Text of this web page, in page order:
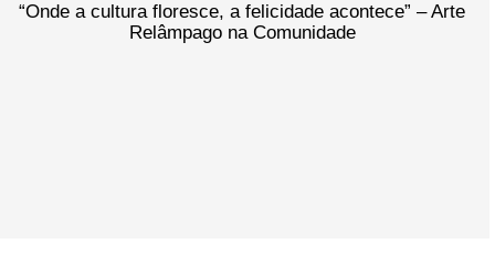
“Onde a cultura floresce, a felicidade acontece” – Arte
Relâmpago na Comunidade